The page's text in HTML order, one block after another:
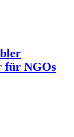
für NGOs